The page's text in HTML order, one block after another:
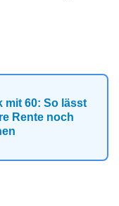
mit 60: So lässt
Rente noch